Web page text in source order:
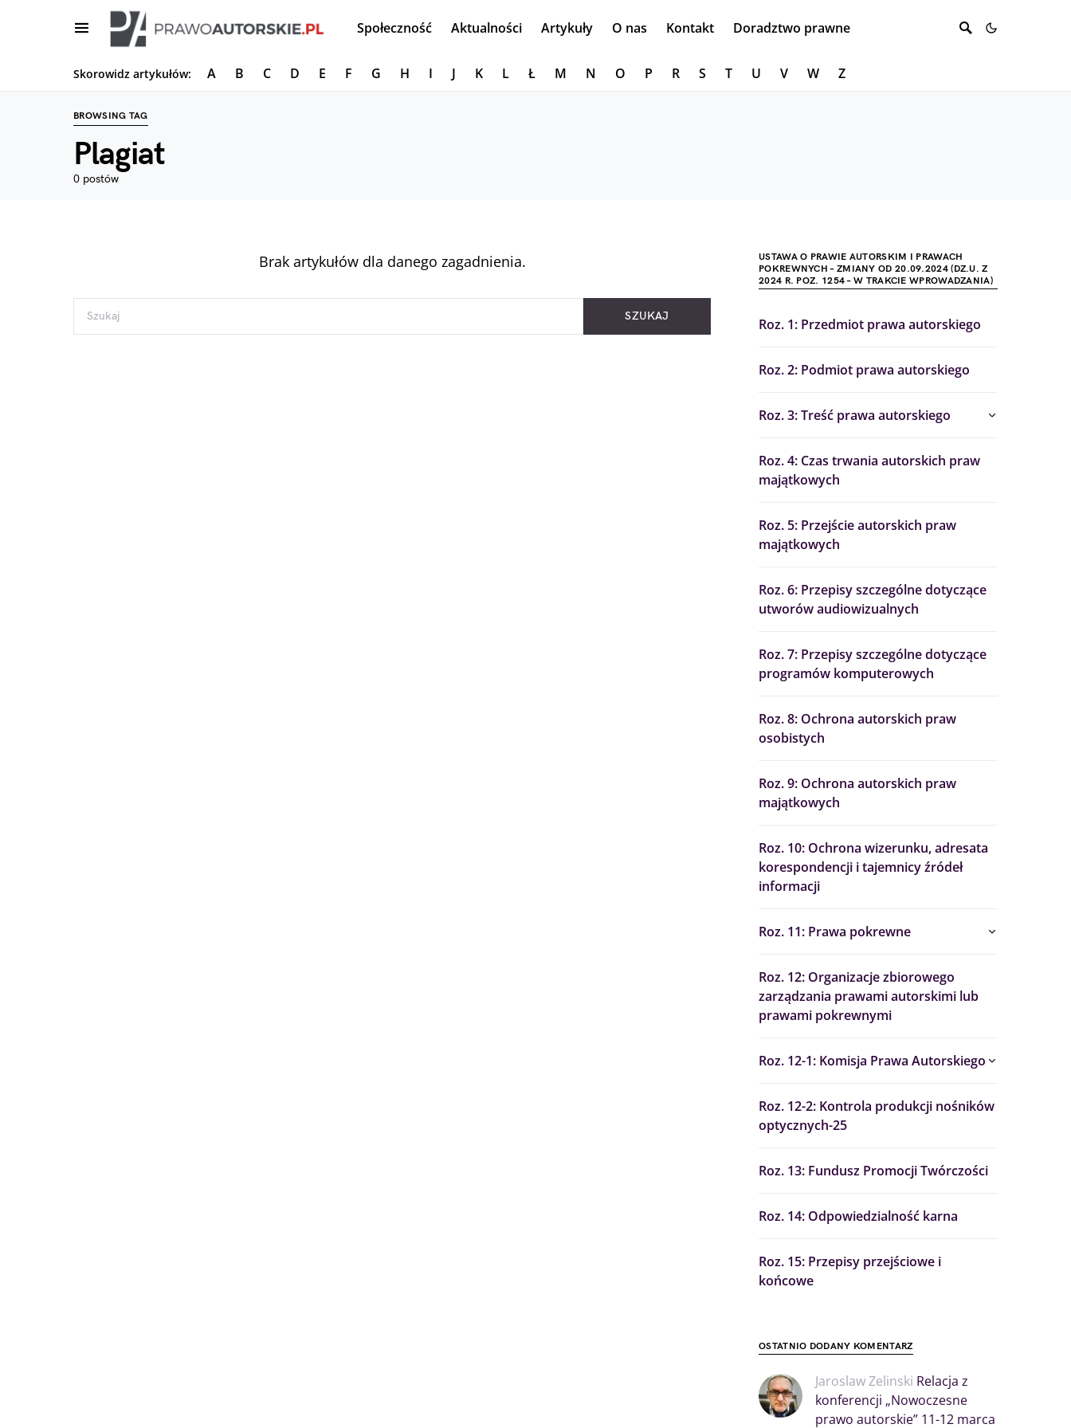
Społeczność Aktualności Artykuły O nas Kontakt Doradztwo prawne
Skorowidz artykułów: A B C D E F G H I J K L Ł M N O P R S T U V W Z
BROWSING TAG
Plagiat
0 postów
Brak artykułów dla danego zagadnienia.
SZUKAJ
USTAWA O PRAWIE AUTORSKIM I PRAWACH
POKREWNYCH – ZMIANY OD 20.09.2024 (DZ.U. Z
2024 R. POZ. 1254 – W TRAKCIE WPROWADZANIA)
Roz. 1: Przedmiot prawa autorskiego
Roz. 2: Podmiot prawa autorskiego
Roz. 3: Treść prawa autorskiego
Roz. 4: Czas trwania autorskich praw
majątkowych
Roz. 5: Przejście autorskich praw
majątkowych
Roz. 6: Przepisy szczególne dotyczące
utworów audiowizualnych
Roz. 7: Przepisy szczególne dotyczące
programów komputerowych
Roz. 8: Ochrona autorskich praw
osobistych
Roz. 9: Ochrona autorskich praw
majątkowych
Roz. 10: Ochrona wizerunku, adresata
korespondencji i tajemnicy źródeł
informacji
Roz. 11: Prawa pokrewne
Roz. 12: Organizacje zbiorowego
zarządzania prawami autorskimi lub
prawami pokrewnymi
Roz. 12-1: Komisja Prawa Autorskiego
Roz. 12-2: Kontrola produkcji nośników
optycznych-25
Roz. 13: Fundusz Promocji Twórczości
Roz. 14: Odpowiedzialność karna
Roz. 15: Przepisy przejściowe i
końcowe
OSTATNIO DODANY KOMENTARZ
Jaroslaw Zelinski Relacja z
konferencji „Nowoczesne
prawo autorskie” 11-12 marca